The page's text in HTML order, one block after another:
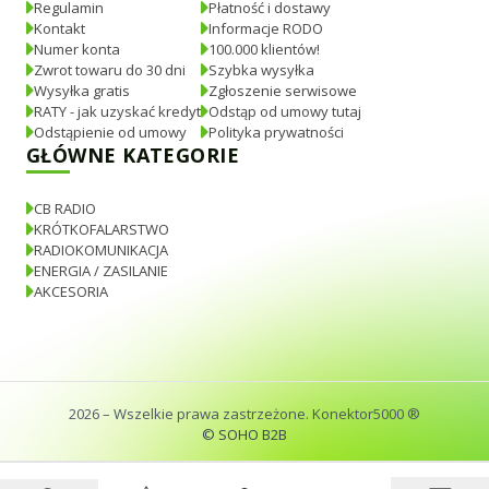
Regulamin
Kontakt
Numer konta
Zwrot towaru do 30 dni
Wysyłka gratis
RATY - jak uzyskać kredyt
Odstąpienie od umowy
Płatność i dostawy
Informacje RODO
100.000 klientów!
Szybka wysyłka
Zgłoszenie serwisowe
Odstąp od umowy tutaj
Polityka prywatności
GŁÓWNE KATEGORIE
CB RADIO
KRÓTKOFALARSTWO
RADIOKOMUNIKACJA
ENERGIA / ZASILANIE
AKCESORIA
2026– Wszelkie prawa zastrzeżone. Konektor5000 ®
© SOHO B2B